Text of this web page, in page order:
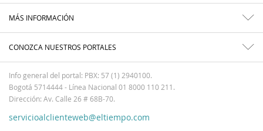
MÁS INFORMACIÓN
CONOZCA NUESTROS PORTALES
Info general del portal: PBX: 57 (1) 2940100.
Bogotá 5714444 - Línea Nacional 01 8000 110 211.
Dirección: Av. Calle 26 # 68B-70.
servicioalclienteweb@eltiempo.com